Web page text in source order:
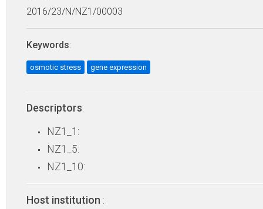
2016/23/N/NZ1/00003
Keywords:
osmotic stress gene expression
Descriptors:
NZ1_1:
NZ1_5:
NZ1_10:
Host institution :